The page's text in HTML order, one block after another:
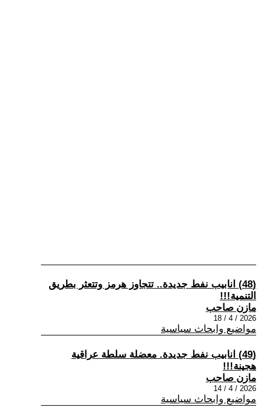
(48) انابيب نفط جديدة.. تتجاوز هرمز وتتعثر بطريق
التنمية!!!
مازن صاحب
2026 / 4 / 18
مواضيع وابحاث سياسية
(49) انابيب نفط جديدة. معضلة سلطة عراقية
هجينة!!!
مازن صاحب
2026 / 4 / 14
مواضيع وابحاث سياسية